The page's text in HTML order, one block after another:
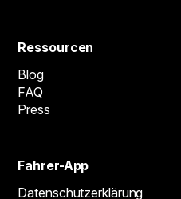
Ressourcen
Blog
FAQ
Press
Fahrer-App
Datenschutzerklärung